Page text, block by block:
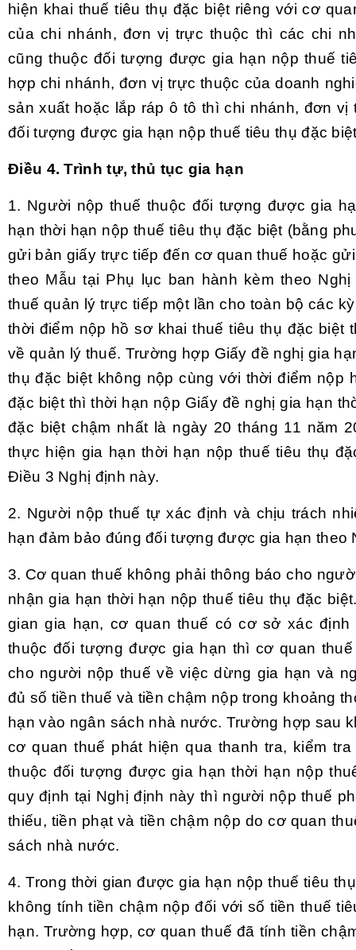
hiện khai thuế tiêu thụ đặc biệt riêng với cơ
của chi nhánh, đơn vị trực thuộc thì các chi
cũng thuộc đối tượng được gia hạn nộp thuế
hợp chi nhánh, đơn vị trực thuộc của doanh
sản xuất hoặc lắp ráp ô tô thì chi nhánh, đơn vị
đối tượng được gia hạn nộp thuế tiêu thụ đặc
Điều 4. Trình tự, thủ tục gia hạn
1. Người nộp thuế thuộc đối tượng được gia
hạn thời hạn nộp thuế tiêu thụ đặc biệt (bằng
gửi bản giấy trực tiếp đến cơ quan thuế hoặc
theo Mẫu tại Phụ lục ban hành kèm theo
thuế quản lý trực tiếp một lần cho toàn bộ các
thời điểm nộp hồ sơ khai thuế tiêu thụ đặc biệt
về quản lý thuế. Trường hợp Giấy đề nghị gia
thụ đặc biệt không nộp cùng với thời điểm nộp
đặc biệt thì thời hạn nộp Giấy đề nghị gia hạn
đặc biệt chậm nhất là ngày 20 tháng 11 năm
thực hiện gia hạn thời hạn nộp thuế tiêu thụ
Điều 3 Nghị định này.
2. Người nộp thuế tự xác định và chịu trách
hạn đảm bảo đúng đối tượng được gia hạn theo
3. Cơ quan thuế không phải thông báo cho
nhận gia hạn thời hạn nộp thuế tiêu thụ đặc
gian gia hạn, cơ quan thuế có cơ sở xác định
thuộc đối tượng được gia hạn thì cơ quan
cho người nộp thuế về việc dừng gia hạn và
đủ số tiền thuế và tiền chậm nộp trong khoảng
hạn vào ngân sách nhà nước. Trường hợp sau
cơ quan thuế phát hiện qua thanh tra, kiểm
thuộc đối tượng được gia hạn thời hạn nộp
quy định tại Nghị định này thì người nộp thuế
thiếu, tiền phạt và tiền chậm nộp do cơ quan
sách nhà nước.
4. Trong thời gian được gia hạn nộp thuế tiêu
không tính tiền chậm nộp đối với số tiền thuế
hạn. Trường hợp, cơ quan thuế đã tính tiền